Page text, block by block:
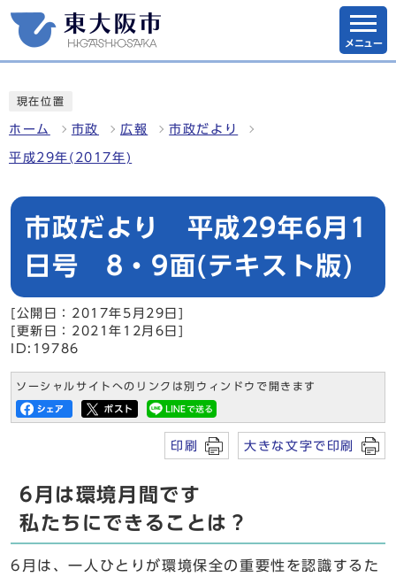
メニュー
現在位置
ホーム 市政 広報 市政だより
平成29年(2017年)
市政だより 平成29年6月1
日号 8・9面(テキスト版)
[公開日：2017年5月29日]
[更新日：2021年12月6日]
ID:19786
ソーシャルサイトへのリンクは別ウィンドウで開きます
印刷 大きな文字で印刷
6月は環境月間です
私たちにできることは？
6月は、一人ひとりが環境保全の重要性を認識するた